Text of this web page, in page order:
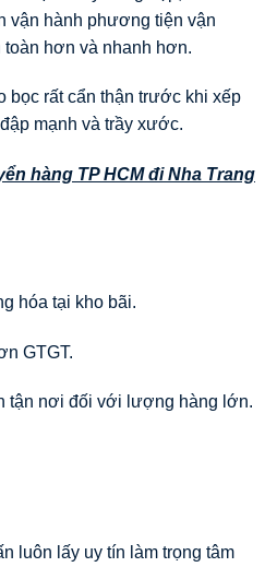
vận hành phương tiện vận
hơn và nhanh hơn.
rất cẩn thận trước khi xếp
mạnh và trầy xước.
hàng TP HCM đi Nha Trang
hóa tại kho bãi.
GTGT.
nơi đối với lượng hàng lớn.
luôn lấy uy tín làm trọng tâm